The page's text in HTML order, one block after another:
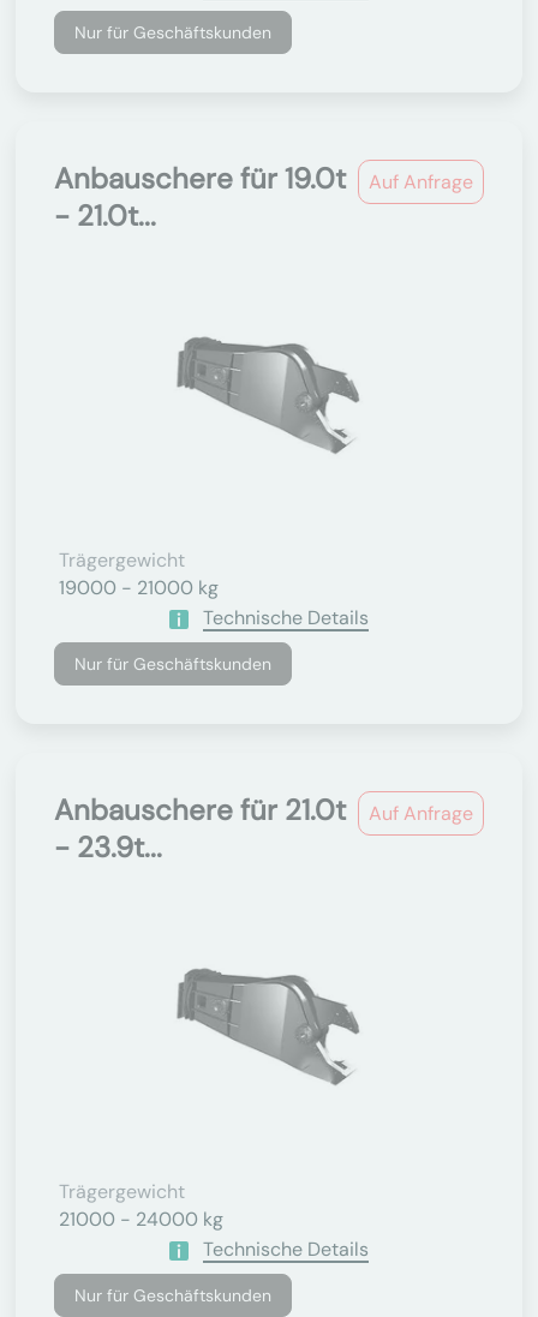
Nur für Geschäftskunden
Auf Anfrage
Anbauschere für 19.0t
- 21.0t...
Trägergewicht
19000 - 21000 kg
Technische Details
Nur für Geschäftskunden
Auf Anfrage
Anbauschere für 21.0t
- 23.9t...
Trägergewicht
21000 - 24000 kg
Technische Details
Nur für Geschäftskunden